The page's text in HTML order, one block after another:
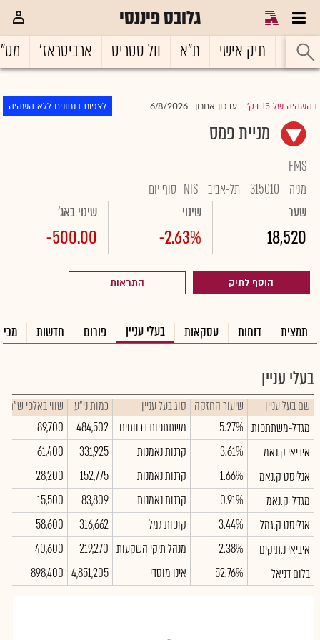
גלובס פיננסי
ראשי תיק אישי ת"א וול סטריט ארביטראז'
בהשהיה של 15 דק' |עדכון אחרון 6/8/2026 לצפות בנתונים ללא השהיה
מניית פמס
FMS
מניה
315010 תל-אביב NIS סוף יום
שער
18,520
שינוי
-2.63%
שינוי באג'
-500.00
הוסף לתיק התראות
תמצית דוחות עסקאות בעלי עניין פורום חדשות
בעלי עניין
שם בעל עניין שיעור החזקה סוג בעל עניין כמות ני"ע
שווי באלפי ש"ח
מגדל-משתתפות 5.27% משתתפות ברווחים 484,502
89,700
איביאי ק.נאמ
3.61% קרנות נאמנות 331,925
61,400
אנליסט ק.נאמ
1.66% קרנות נאמנות 152,775
28,200
מגדל-ק.נאמ
0.91% קרנות נאמנות 83,809
15,500
אנליסט ק.גמל
3.44% קופות גמל 316,662
58,600
איביאי נ.תיקים
2.38% מנהל תיקי השקעות 219,270
40,600
בלום דניאל
52.76% אינו מוסדי 4,851,205
898,400